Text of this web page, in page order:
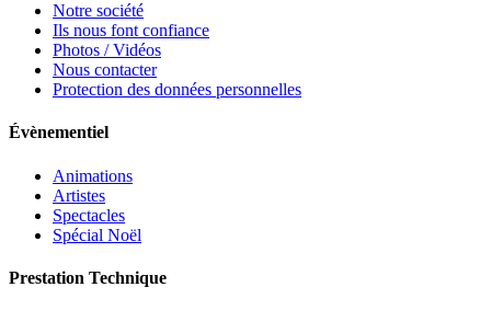
Notre société
Ils nous font confiance
Photos / Vidéos
Nous contacter
Protection des données personnelles
Évènementiel
Animations
Artistes
Spectacles
Spécial Noël
Prestation Technique